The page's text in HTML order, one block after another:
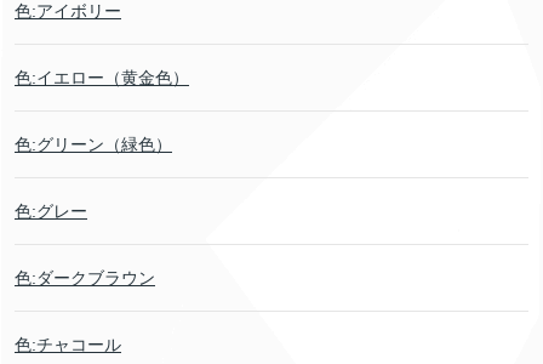
色:アイボリー
色:イエロー（黄金色）
色:グリーン（緑色）
色:グレー
色:ダークブラウン
色:チャコール